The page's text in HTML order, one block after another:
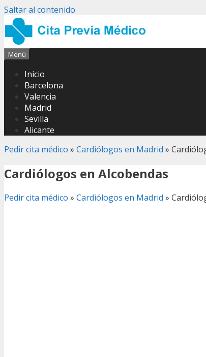
Saltar al contenido
Menú
Inicio
Barcelona
Valencia
Madrid
Sevilla
Alicante
Pedir cita médico » Cardiólogos en Madrid »
Cardiólogos en Alcobendas
Pedir cita médico » Cardiólogos en Madrid »